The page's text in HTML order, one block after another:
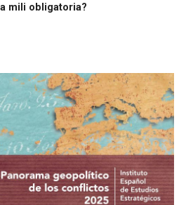
mili obligatoria?
constant php - assumed
Error in a future version of PHP)
wp-
page-publicaciones.php